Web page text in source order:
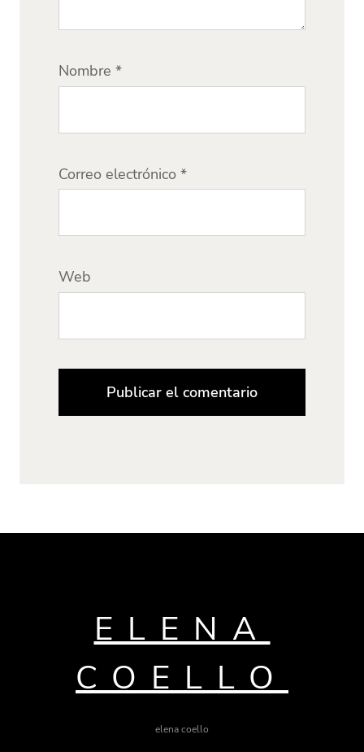
Nombre *
Correo electrónico *
Web
ELENA
COELLO
elena coello